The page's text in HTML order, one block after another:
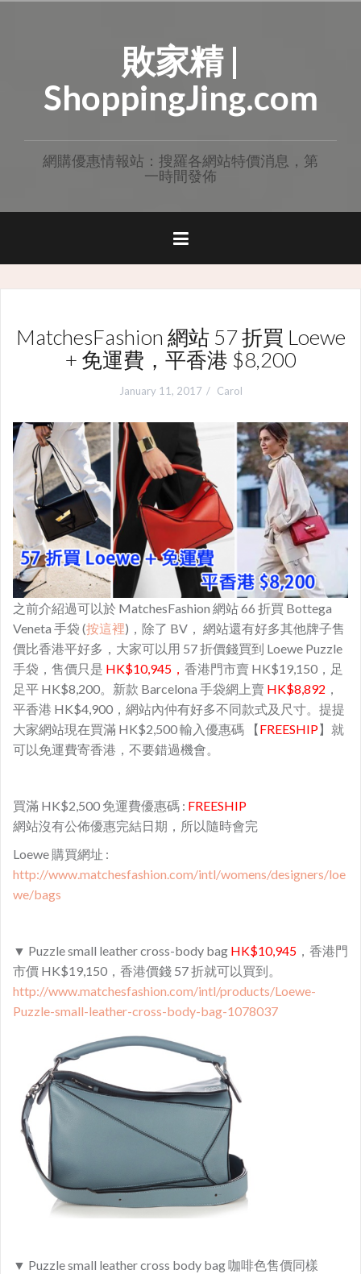
敗家精 |
ShoppingJing.com
網購優惠情報站：搜羅各網站特價消息，第
一時間發佈
MatchesFashion 網站 57 折買 Loewe
+ 免運費，平香港 $8,200
January 11, 2017 Carol
之前介紹過可以於 MatchesFashion 網站 66 折買 Bottega
Veneta 手袋 (按這裡)，除了 BV， 網站還有好多其他牌子售
價比香港平好多，大家可以用 57 折價錢買到 Loewe Puzzle
手袋，售價只是 HK$10,945， 香港門市賣 HK$19,150，足
足平 HK$8,200。新款 Barcelona 手袋網上賣 HK$8,892
平香港 HK$4,900，網站內仲有好多不同款式及尺寸。提提
大家網站現在買滿 HK$2,500 輸入優惠碼 【FREESHIP】就
可以免運費寄香港，不要錯過機會。
買滿 HK$2,500 免運費優惠碼 : FREESHIP
網站沒有公佈優惠完結日期，所以隨時會完
Loewe 購買網址 :
http://www.matchesfashion.com/intl/womens/designers/loe
we/bags
▼ Puzzle small leather cross-body bag HK$10,945 ，香港門
市價 HK$19,150，香港價錢 57 折就可以買到。
http://www.matchesfashion.com/intl/products/Loewe-
Puzzle-small-leather-cross-body-bag-1078037
▼ Puzzle small leather cross body bag 咖啡色售價同樣